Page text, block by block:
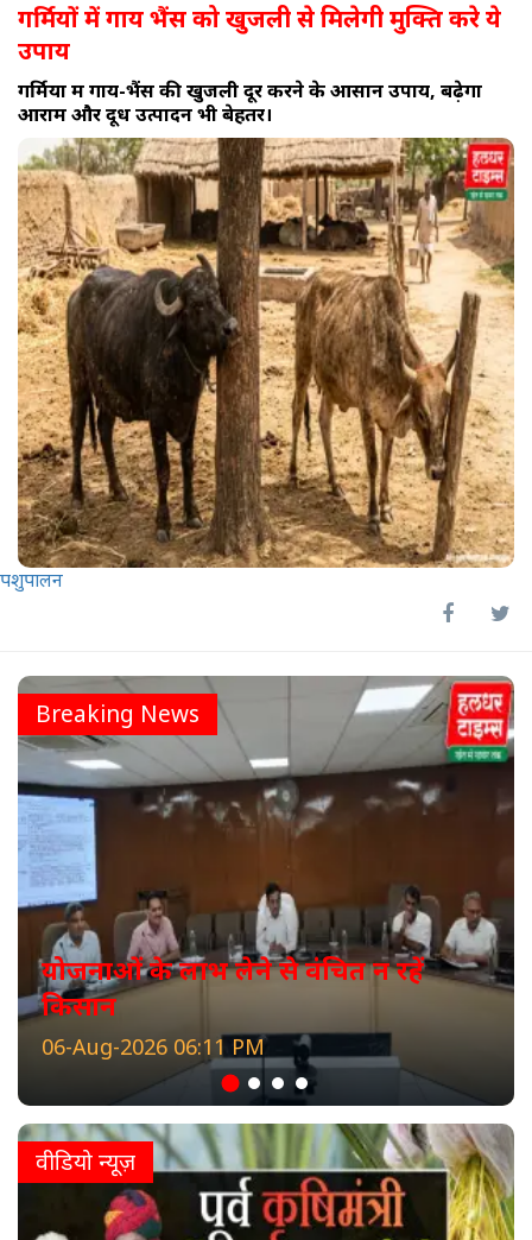
गर्मियों में गाय भैंस को खुजली से मिलेगी मुक्ति करे ये
उपाय
गर्मियों में गाय-भैंस की खुजली दूर करने के आसान उपाय, बढ़ेगा
आराम और दूध उत्पादन भी बेहतर।
पशुपालन
Breaking News
योजनाओं के लाभ लेने से वंचित न रहें
किसान
06-Aug-2026 06:11 PM
वीडियो न्यूज़